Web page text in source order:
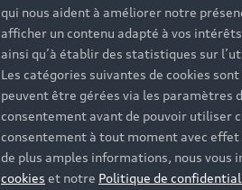
qui nous aident à améliorer notre
afficher un contenu adapté à vos
ainsi qu’à établir des statistiques sur
Les catégories suivantes de cookies
peuvent être gérées via les paramètres
consentement avant de pouvoir utiliser
consentement à tout moment avec
de plus amples informations, nous vous
cookies et notre Politique de